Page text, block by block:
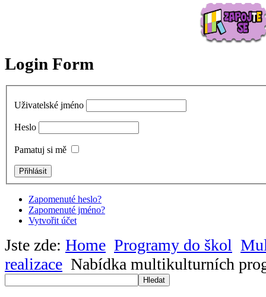
Login Form
Uživatelské jméno
Heslo
Pamatuj si mě
Zapomenuté heslo?
Zapomenuté jméno?
Vytvořit účet
Jste zde: Home Programy do škol
realizace Nabídka multikulturních
Hledat